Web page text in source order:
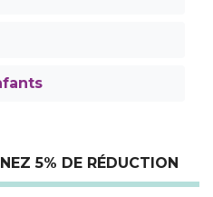
5% DE RÉDUCTION